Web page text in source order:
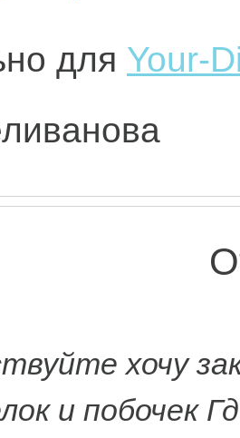
для Your-
хочу
и побочек